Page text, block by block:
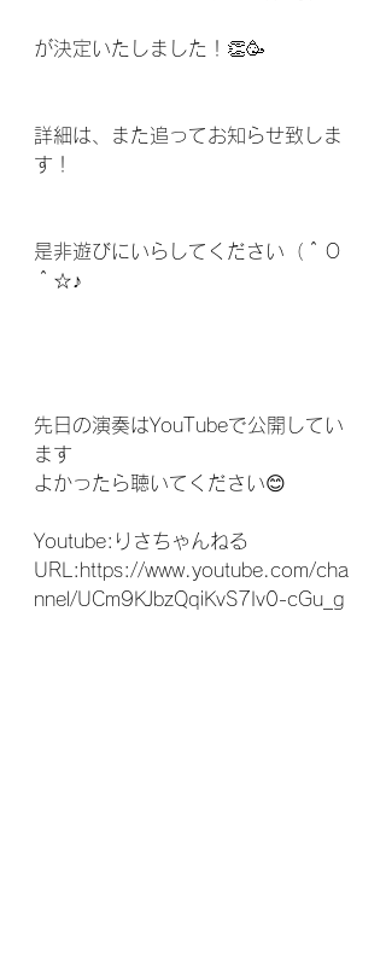
が決定いたしました！👏🥳
詳細は、また追ってお知らせ致しま
す！
是非遊びにいらしてください（＾Ｏ
＾☆♪
先日の演奏はYouTubeで公開してい
ます
よかったら聴いてください😊
Youtube:りさちゃんねる
URL:https://www.youtube.com/cha
nnel/UCm9KJbzQqiKvS7Iv0-cGu_g